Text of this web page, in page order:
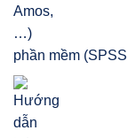
phần mềm